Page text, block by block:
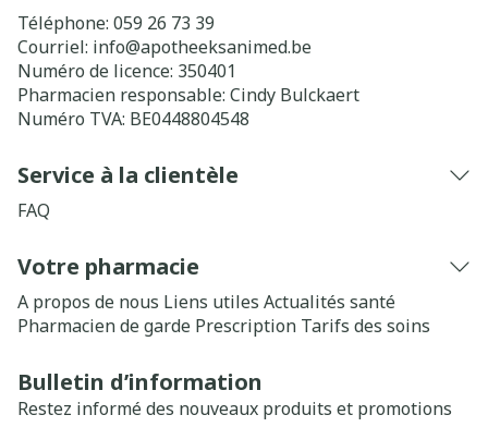
Téléphone: 059 26 73 39
Courriel: info@apotheeksanimed.be
Numéro de licence: 350401
Pharmacien responsable: Cindy Bulckaert
Numéro TVA: BE0448804548
Service à la clientèle
FAQ
Votre pharmacie
A propos de nous Liens utiles Actualités santé
Pharmacien de garde Prescription Tarifs des soins
Bulletin d’information
Restez informé des nouveaux produits et promotions